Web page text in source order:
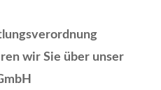
wir Sie über unser